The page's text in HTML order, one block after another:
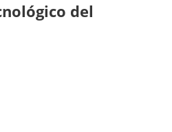
del